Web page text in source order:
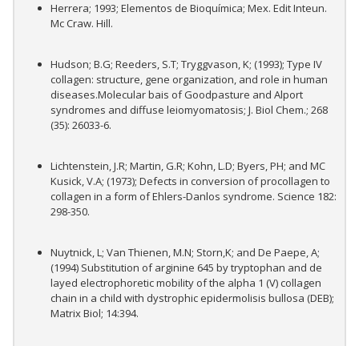
Herrera; 1993; Elementos de Bioquímica; Mex. Edit Inteun.
Mc Craw. Hill.
Hudson; B.G; Reeders, S.T; Tryggvason, K; (1993); Type IV
collagen: structure, gene organization, and role in human
diseases.Molecular bais of Goodpasture and Alport
syndromes and diffuse leiomyomatosis; J. Biol Chem.; 268
(35): 26033-6.
Lichtenstein, J.R; Martin, G.R; Kohn, L.D; Byers, PH; and MC
Kusick, V.A; (1973); Defects in conversion of procollagen to
collagen in a form of Ehlers-Danlos syndrome. Science 182:
298-350.
Nuytnick, L; Van Thienen, M.N; Storn,K; and De Paepe, A;
(1994) Substitution of arginine 645 by tryptophan and de
layed electrophoretic mobility of the alpha 1 (V) collagen
chain in a child with dystrophic epidermolisis bullosa (DEB);
Matrix Biol; 14:394.